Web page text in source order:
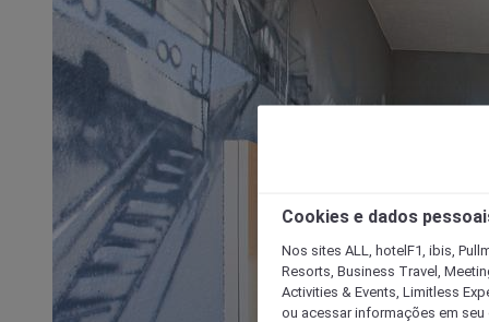
Cookies e dados
Nos sites ALL, hotelF1, ibis,
Resorts, Business Travel,
Activities & Events, Limitless
ou acessar informações em